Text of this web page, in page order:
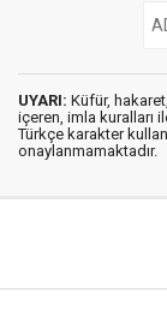
UYARI: Küfür,
içeren, imla kuralları
Türkçe karakter
onaylanmamaktadır.